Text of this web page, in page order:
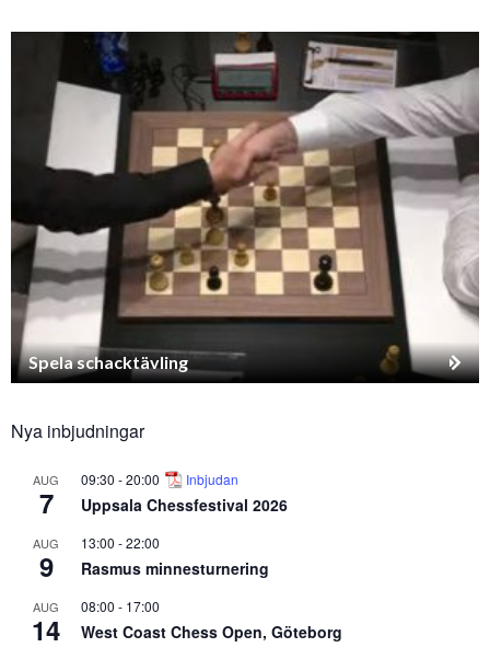
Spela schacktävling
Nya inbjudningar
AUG
7
09:30 -20:00 Inbjudan
Uppsala Chessfestival 2026
AUG
9
13:00 -22:00
Rasmus minnesturnering
AUG
14
08:00 - 17:00
West Coast Chess Open, Göteborg